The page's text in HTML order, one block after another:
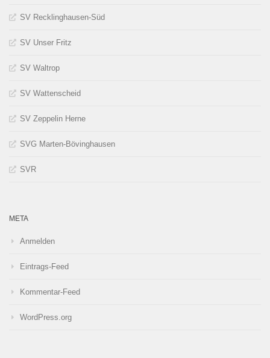
SV Recklinghausen-Süd
SV Unser Fritz
SV Waltrop
SV Wattenscheid
SV Zeppelin Herne
SVG Marten-Bövinghausen
SVR
META
Anmelden
Eintrags-Feed
Kommentar-Feed
WordPress.org